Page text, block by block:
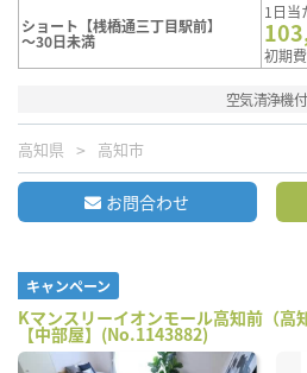
ショート【桟橋通三丁目駅前】
～30日未満
1日当
初期
空気清浄機付
高知県 高知市
お問合わせ
キャンペーン
Kマンスリーイオンモール高知前（高
【中部屋】(No.1143882)